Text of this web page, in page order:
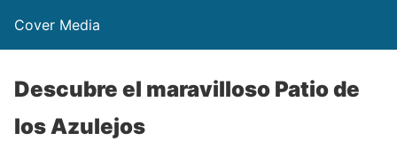
Cover Media
Descubre el maravilloso Patio de
los Azulejos